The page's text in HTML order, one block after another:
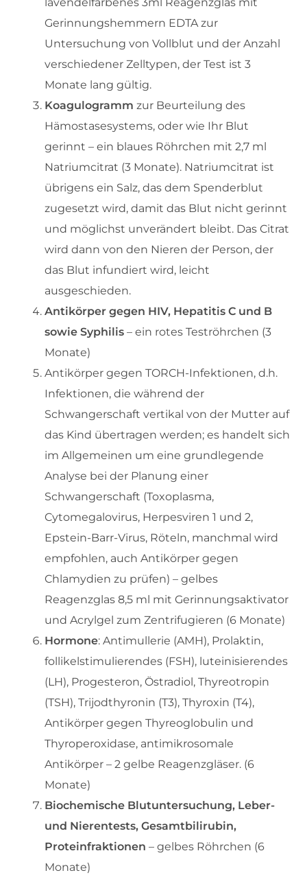
Gerinnungshemmern EDTA zur
Untersuchung von Vollblut und der Anzahl
verschiedener Zelltypen, der Test ist 3
Monate lang gültig.
Koagulogramm zur Beurteilung des
Hämostasesystems, oder wie Ihr Blut
gerinnt – ein blaues Röhrchen mit 2,7 ml
Natriumcitrat (3 Monate). Natriumcitrat ist
übrigens ein Salz, das dem Spenderblut
zugesetzt wird, damit das Blut nicht gerinnt
und möglichst unverändert bleibt. Das Citrat
wird dann von den Nieren der Person, der
das Blut infundiert wird, leicht
ausgeschieden.
Antikörper gegen HIV, Hepatitis C und B
sowie Syphilis – ein rotes Teströhrchen (3
Monate)
Antikörper gegen TORCH-Infektionen, d.h.
Infektionen, die während der
Schwangerschaft vertikal von der Mutter auf
das Kind übertragen werden; es handelt sich
im Allgemeinen um eine grundlegende
Analyse bei der Planung einer
Schwangerschaft (Toxoplasma,
Cytomegalovirus, Herpesviren 1 und 2,
Epstein-Barr-Virus, Röteln, manchmal wird
empfohlen, auch Antikörper gegen
Chlamydien zu prüfen) – gelbes
Reagenzglas 8,5 ml mit Gerinnungsaktivator
und Acrylgel zum Zentrifugieren (6 Monate)
Hormone: Antimullerie (AMH), Prolaktin,
follikelstimulierendes (FSH), luteinisierendes
(LH), Progesteron, Östradiol, Thyreotropin
(TSH), Trijodthyronin (T3), Thyroxin (T4),
Antikörper gegen Thyreoglobulin und
Thyroperoxidase, antimikrosomale
Antikörper – 2 gelbe Reagenzgläser. (6
Monate)
Biochemische Blutuntersuchung, Leber-
und Nierentests, Gesamtbilirubin,
Proteinfraktionen – gelbes Röhrchen (6
Monate)